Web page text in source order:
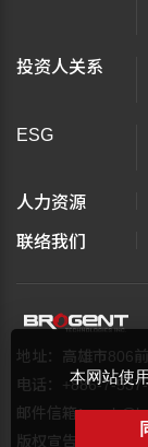
本网站使
投资人关系
ESG
人力资源
联络我们
地址：高雄市806
电话：+886-7-
邮件信箱：
版权宣告
隐私